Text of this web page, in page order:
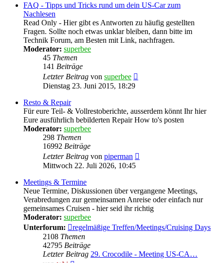
FAQ - Tipps und Tricks rund um dein US-Car zum
Nachlesen
Read Only - Hier gibt es Antworten zu häufig gestellten
Fragen. Sollte noch etwas unklar bleiben, dann bitte im
Technik Forum, am Besten mit Link, nachfragen.
Moderator: superbee
45 Themen
141 Beiträge
Letzter Beitrag von superbee
Dienstag 23. Juni 2015, 18:29
Resto & Repair
Für eure Teil- & Vollrestoberichte, ausserdem könnt Ihr hier
Eure ausführlich bebilderten Repair How to's posten
Moderator: superbee
298 Themen
16992 Beiträge
Letzter Beitrag von piperman
Mittwoch 22. Juli 2026, 10:45
Meetings & Termine
Neue Termine, Diskussionen über vergangene Meetings,
Verabredungen zur gemeinsamen Anreise oder einfach nur
gemeinsames Cruisen - hier seid ihr richtig
Moderator: superbee
Unterforum:
regelmäßige Treffen/Meetings/Cruising Days
2108 Themen
42795 Beiträge
Letzter Beitrag 29. Crocodile - Meeting US-CA…